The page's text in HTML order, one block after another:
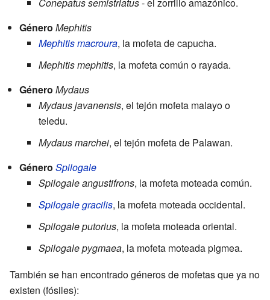
Conepatus semistriatus- el zorrillo amazónico.
Género Mephitis
Mephitis macroura, la mofeta de capucha.
Mephitis mephitis, la mofeta común o rayada.
Género Mydaus
Mydaus javanensis, el tejón mofeta malayo o
teledu.
Mydaus marchei, el tejón mofeta de Palawan.
Género Spilogale
Spilogale angustifrons, la mofeta moteada común.
Spilogale gracilis, la mofeta moteada occidental.
Spilogale putorius, la mofeta moteada oriental.
Spilogale pygmaea, la mofeta moteada pigmea.
También se han encontrado géneros de mofetas que ya no
existen (fósiles):